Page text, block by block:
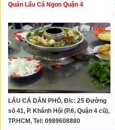
Quán Lẩu Cá Ngon Quận 4
LẨU CÁ DÂN PHỐ, Đ/c: 25 Đường
số 41, P. Khánh Hội (P.6, Quận 4 cũ),
TP.HCM, Tel: 0989608880